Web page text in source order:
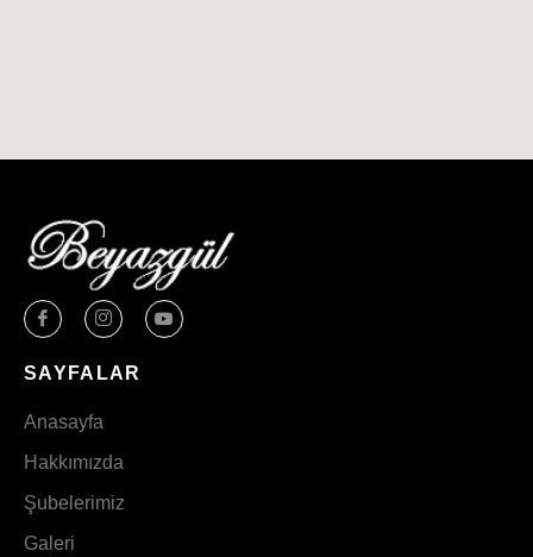
SAYFALAR
Anasayfa
Hakkımızda
Şubelerimiz
Galeri